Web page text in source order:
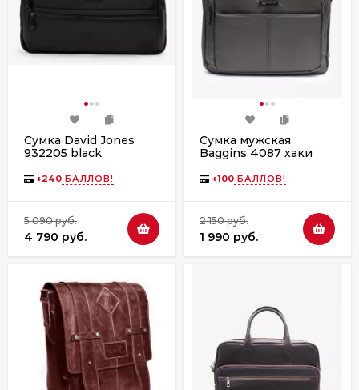
Сумка David Jones
932205 black
+240 БАЛЛОВ!
5 090 руб.
4 790 руб.
Сумка мужская
Baggins 4087 хаки
+100 БАЛЛОВ!
2 150 руб.
1 990 руб.